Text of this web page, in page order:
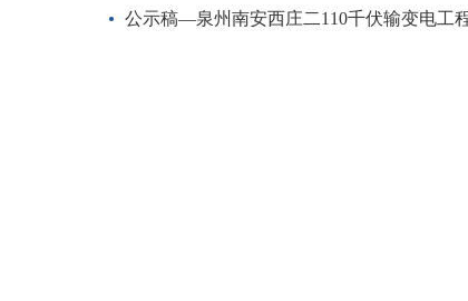
公示稿―泉州南安西庄二110千伏输变电工